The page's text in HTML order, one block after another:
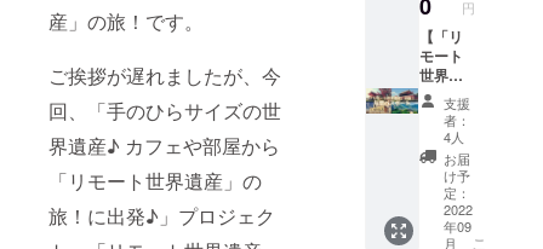
産」の旅！です。
ご挨拶が遅れましたが、今
回、「手のひらサイズの世
界遺産♪ カフェや部屋から
「リモート世界遺産」の
旅！に出発♪」プロジェク
都・広
島・奈
良
※「リ
モート
世界遺
産」の
旅！公
式サイ
トの正
会員登
録後、
ご案内
するの
で、安
心・安
全・ス
ムーズ
にご旅
行が楽
しめま
す！！
・旅行
を計画
等、グ
ループ
で貸切
リモー
トツ
アーを
お楽し
み頂け
ます。
・ツ
アー内
容も各
円
【「リ
モート
世界遺
産」の
旅！年
間パス
ポー
ト】 ・
「リ
モート
世界遺
支援
者：
4人
お届
け予
定：
2022
年09
月
こ